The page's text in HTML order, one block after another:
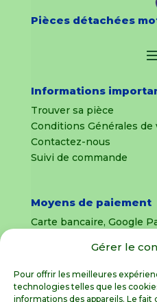
Gérer le
Pour offrir les meilleures
technologies telles que les
informations des appareils. Le
Pièces détachées
Informations
Trouver sa pièce
Conditions Générales de
Contactez-nous
Suivi de commande
Moyens de paiement
Carte bancaire, Google
uniquement
Livraison sous 8 jours